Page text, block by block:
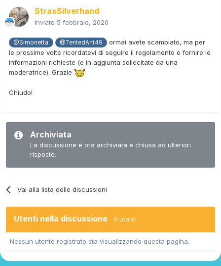
StraxSilverhand
Inviato 5 febbraio, 2020
@Simonetta @TentedAnt49
ormai avete scambiato, ma per
le prossime volte ricordatevi di seguire il regolamento e fornire le
informazioni richieste (e in aggiunta sollecitate da una
moderatrice). Grazie
Chiudo!
Archiviata
La discussione è ora archiviata e chiusa ad ulteriori
risposte.
Vai alla lista delle discussioni
Utenti nella discussione 0 utenti
Nessun utente registrato sta visualizzando questa pagina.